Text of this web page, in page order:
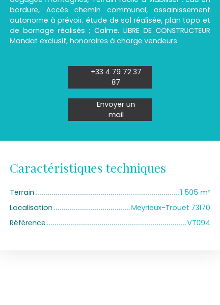
bordure, Accès chemin communal, assainissement
autonome à prévoir. étude de sol réalisée, plan topo et
de bornage réalisés ; Calme. LIBRE DE CONSTRUCTEUR
Mandat exclusif, honoraires à charge vendeurs.
+33 4 79 72 37
87
Envoyer un
mail
Caractéristiques techniques
Terrain 1 505 m²
Localisation
Meyrieux-Trouet 73170
Référence
VT094